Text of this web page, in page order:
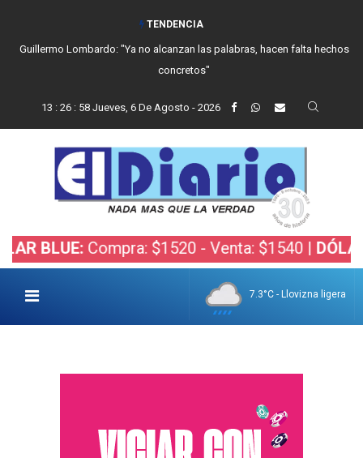
TENDENCIA
Guillermo Lombardo: "Ya no alcanzan las palabras, hacen falta hechos
concretos"
13 : 26: 59 Jueves, 6 De Agosto - 2026
Compra: $1520 - Venta: $1540 |DÓLAR
7.3°C - Llovizna ligera